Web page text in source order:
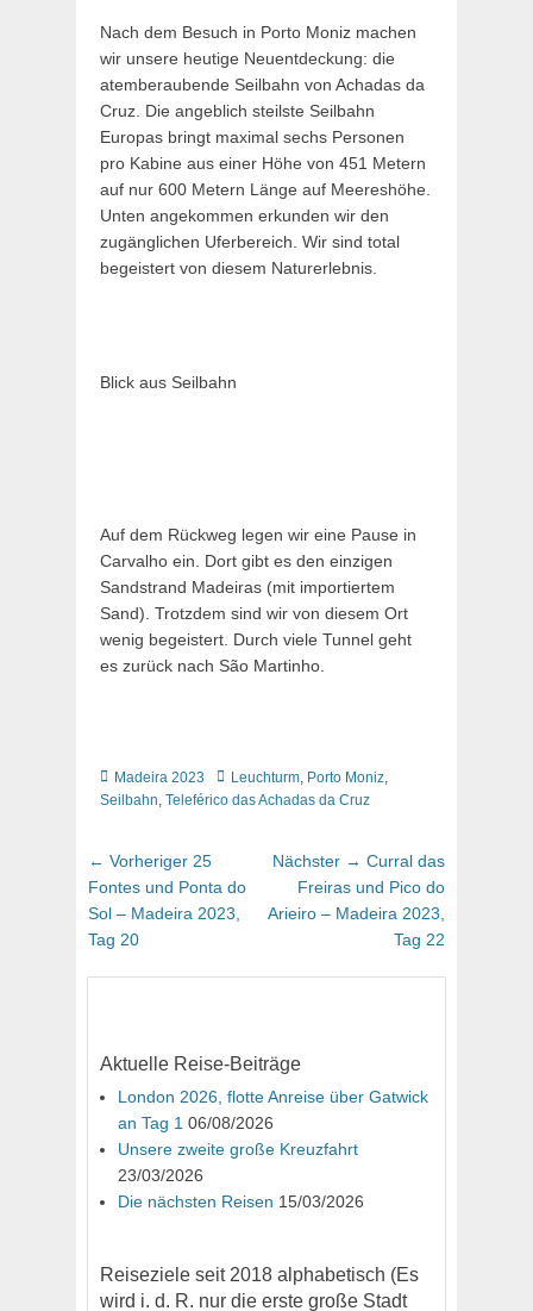
Nach dem Besuch in Porto Moniz machen
wir unsere heutige Neuentdeckung: die
atemberaubende Seilbahn von Achadas da
Cruz. Die angeblich steilste Seilbahn
Europas bringt maximal sechs Personen
pro Kabine aus einer Höhe von 451 Metern
auf nur 600 Metern Länge auf Meereshöhe.
Unten angekommen erkunden wir den
zugänglichen Uferbereich. Wir sind total
begeistert von diesem Naturerlebnis.
Blick aus Seilbahn
Auf dem Rückweg legen wir eine Pause in
Carvalho ein. Dort gibt es den einzigen
Sandstrand Madeiras (mit importiertem
Sand). Trotzdem sind wir von diesem Ort
wenig begeistert. Durch viele Tunnel geht
es zurück nach São Martinho.
Kategorien
Madeira 2023 Schlagworte
Leuchturm, Porto Moniz,
Seilbahn, Teleférico das Achadas da Cruz
Beitragsnavigation
← Vorheriger Vorheriger
Beitrag:
25
Fontes und Ponta do
Sol – Madeira 2023,
Tag 20
Nächster → Nächster
Beitrag:
Curral das
Freiras und Pico do
Arieiro – Madeira 2023,
Tag 22
Aktuelle Reise-Beiträge
London 2026, flotte Anreise über Gatwick
an Tag 1 06/08/2026
Unsere zweite große Kreuzfahrt
23/03/2026
Die nächsten Reisen 15/03/2026
Reiseziele seit 2018 alphabetisch (Es
wird i. d. R. nur die erste große Stadt